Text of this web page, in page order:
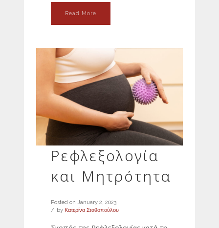
Read More
Ρεφλεξολογία
και Μητρότητα
Posted on January 2, 2023
by Κατερίνα Σταθοπούλου